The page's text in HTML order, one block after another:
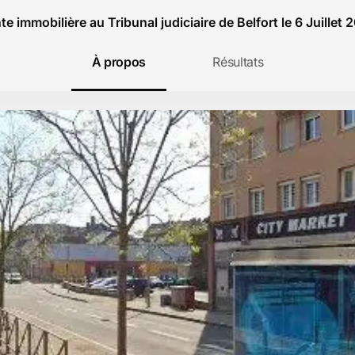
immobilière au Tribunal judiciaire de Belfort le 6 Juillet
À propos Résultats